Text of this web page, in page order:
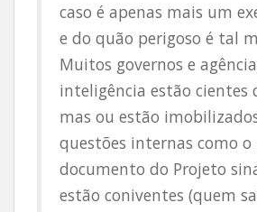
caso é apenas mais um
e do quão perigoso é tal
Muitos governos e
inteligência estão cientes
mas ou estão
questões internas como
documento do Projeto
estão coniventes (quem